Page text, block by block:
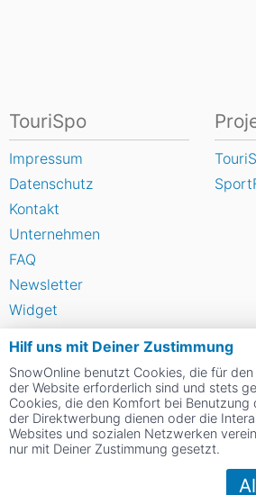
Hilf uns mit Deiner Zustimmung
SnowOnline benutzt Cookies, die für
der Website erforderlich sind und stets
Cookies, die den Komfort bei Benutzung
der Direktwerbung dienen oder die
Websites und sozialen Netzwerken
nur mit Deiner Zustimmung gesetzt.
TouriSpo
Impressum
Datenschutz
Kontakt
Unternehmen
FAQ
Newsletter
Widget
Umfragen
Social Web